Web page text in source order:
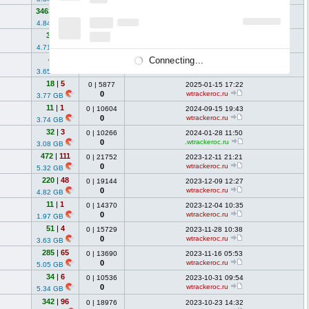
3463
4.84 GB
34
4.71 GB
4
3.65 GB
2025-03-04 19:01
18| 5
3.77 GB
0 | 5877
0
2025-01-15 17:22
wtrackeroc.ru
11 | 1
3.74 GB
0 | 10604
0
2024-09-15 19:43
wtrackeroc.ru
32| 3
3.08 GB
0 | 10266
0
2024-01-28 11:50
.wtrackeroc.ru
472| 111
5.32 GB
0 | 21752
0
2023-12-11 21:21
wtrackeroc.ru
220| 48
4.82 GB
0 | 19144
0
2023-12-09 12:27
wtrackeroc.ru
11 | 1
1.97 GB
0 | 14370
0
2023-12-04 10:35
wtrackeroc.ru
51| 4
3.63 GB
0 | 15729
0
2023-11-28 10:38
wtrackeroc.ru
285| 65
5.05 GB
0 | 13690
0
2023-11-16 05:53
wtrackeroc.ru
34| 6
5.34 GB
0 | 10536
0
2023-10-31 09:54
wtrackeroc.ru
342| 96 0 | 18976
2023-10-23 14:32
Connecting...